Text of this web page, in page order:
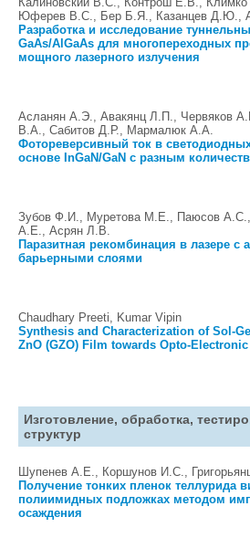
Юферев В.С., Бер Б.Я., Казанцев Д.Ю.,
Разработка и исследование
GaAs/AlGaAs для многопереходных
мощного лазерного излучения
Асланян А.Э., Авакянц Л.П., Червяков
В.А., Сабитов Д.Р., Мармалюк А.А.
Фотореверсивный ток в светодиодных
основе InGaN/GaN c разным
Зубов Ф.И., Муретова М.Е., Паюсов
А.Е., Асрян Л.В.
Паразитная рекомбинация в лазере
барьерными слоями
Chaudhary Preeti, Kumar Vipin
Synthesis and Characterization of Sol-
ZnO (GZO) Film towards Opto-
Изготовление, обработка,
структур
Шупенев А.Е., Коршунов И.С.,
Получение тонких пленок теллурида
полиимидных подложках методом
осаждения